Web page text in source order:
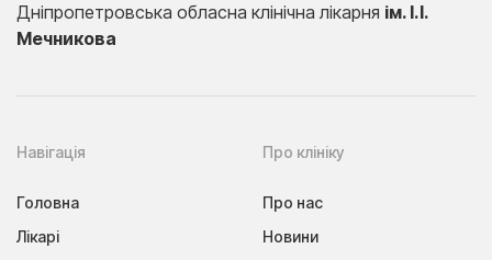
Дніпропетровська обласна клінічна лікарня ім. І.І.
Мечникова
Навігація
Головна
Лікарі
Про клініку
Про нас
Новини